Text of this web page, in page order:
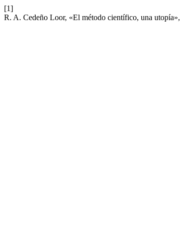
[1]
R. A. Cedeño Loor, «El método científico, una utopía»,